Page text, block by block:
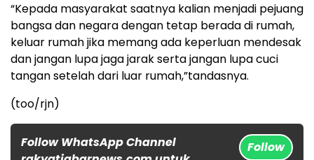
“Kepada masyarakat saatnya kalian menjadi pejuang
bangsa dan negara dengan tetap berada di rumah,
keluar rumah jika memang ada keperluan mendesak
dan jangan lupa jaga jarak serta jangan lupa cuci
tangan setelah dari luar rumah,”tandasnya.
(too/rjn)
Follow WhatsApp Channel
Follow